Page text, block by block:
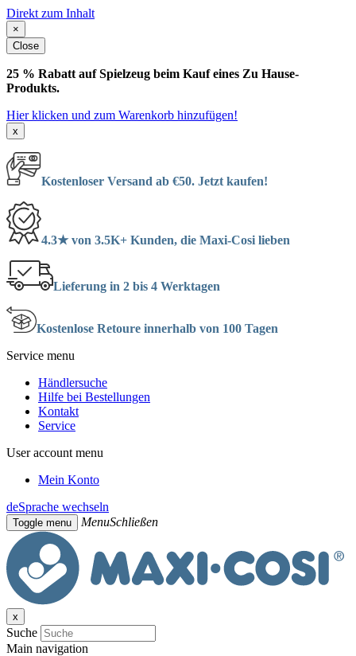
Direkt zum Inhalt
×
Close
25 % Rabatt auf Spielzeug beim Kauf eines Zu Hause-
Produkts.
Hier klicken und zum Warenkorb hinzufügen!
x
Kostenloser Versand ab €50. Jetzt kaufen!
4.3★ von 3.5K+ Kunden, die Maxi-Cosi lieben
Lieferung in 2 bis 4 Werktagen
Kostenlose Retoure innerhalb von 100 Tagen
Service menu
Händlersuche
Hilfe bei Bestellungen
Kontakt
Service
User account menu
Mein Konto
deSprache wechseln
Toggle menu MenuSchließen
x
Suche
Main navigation